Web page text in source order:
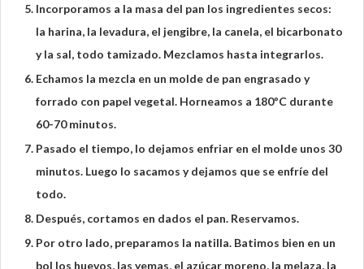
Incorporamos a la masa del pan los ingredientes secos:
la harina, la levadura, el jengibre, la canela, el bicarbonato
y la sal, todo tamizado. Mezclamos hasta integrarlos.
Echamos la mezcla en un molde de pan engrasado y
forrado con papel vegetal. Horneamos a 180ºC durante
60-70 minutos.
Pasado el tiempo, lo dejamos enfriar en el molde unos 30
minutos. Luego lo sacamos y dejamos que se enfríe del
todo.
Después, cortamos en dados el pan. Reservamos.
Por otro lado, preparamos la natilla. Batimos bien en un
bol los huevos, las yemas, el azúcar moreno, la melaza, la